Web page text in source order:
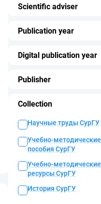
Scientific adviser
Publication year
Digital publication year
Publisher
Collection
Научные труды СурГУ
Учебно-методические
пособия СурГУ
Учебно-методические
ресурсы СурГУ
История СурГУ